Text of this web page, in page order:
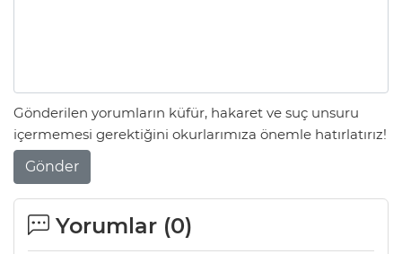
Gönderilen yorumların küfür, hakaret ve suç unsuru
içermemesi gerektiğini okurlarımıza önemle hatırlatırız!
Gönder
Yorumlar (0)